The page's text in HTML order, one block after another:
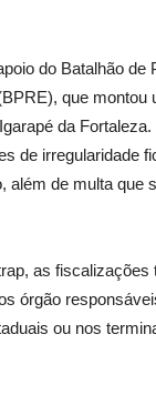
do Batalhão de
que montou
da
de irregularidade
além de multa que
as fiscalizações
órgão
ou nos